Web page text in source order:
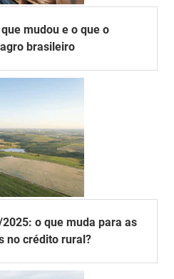
mudou e o que o
brasileiro
o que muda para as
no crédito rural?